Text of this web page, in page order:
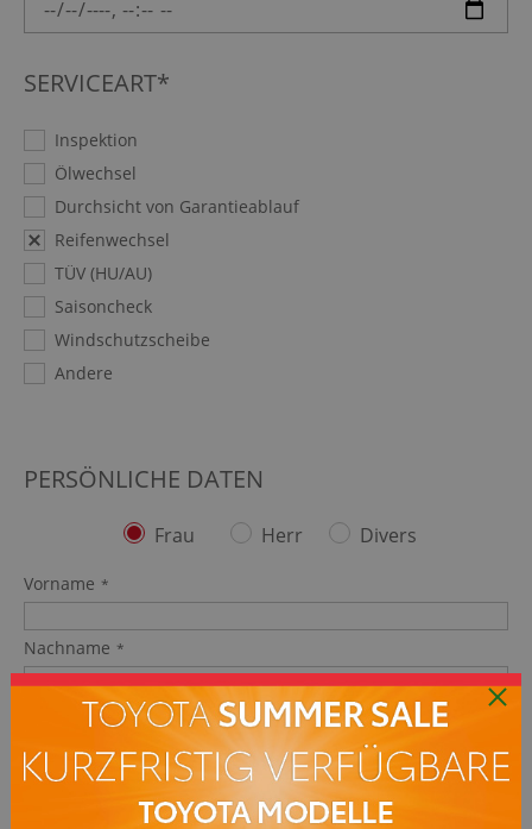
SERVICEART*
Inspektion
Ölwechsel
Durchsicht von Garantieablauf
Reifenwechsel
TÜV (HU/AU)
Saisoncheck
Windschutzscheibe
Andere
PERSÖNLICHE DATEN
Frau Herr Divers
Vorname
Nachname
Firmenname (lt. HGB/Gewerbeeintrag)
Straße